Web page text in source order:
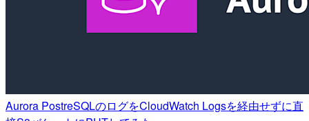
Aurora PostreSQLのログをCloudWatch Logsを経由せずに直